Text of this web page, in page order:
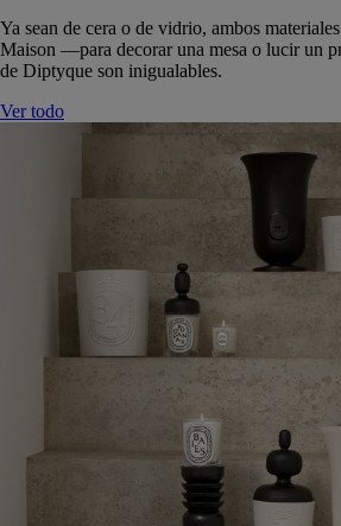
Ya sean de cera o de vidrio, ambos
Maison —para decorar una mesa o lucir un
de Diptyque son inigualables.
Ver todo